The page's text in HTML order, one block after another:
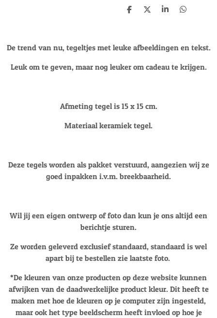
D
n
D
S
e
D
n
De trend van nu, tegeltjes met leuke afbeeldingen en tekst.
Leuk om te geven, maar nog leuker om cadeau te krijgen.
Afmeting tegel is 15 x 15 cm.
Materiaal keramiek tegel.
Deze tegels worden als pakket verstuurd, aangezien wij ze
goed inpakken i.v.m. breekbaarheid.
Wil jij een eigen ontwerp of foto dan kun je ons altijd een
berichtje sturen.
Ze worden geleverd exclusief standaard, standaard is wel
apart bij te bestellen zie laatste foto.
*De kleuren van onze producten op deze website kunnen
afwijken van de daadwerkelijke product kleur. Dit heeft te
maken met hoe de kleuren op je computer zijn ingesteld,
maar ook het type beeldscherm heeft invloed op hoe je